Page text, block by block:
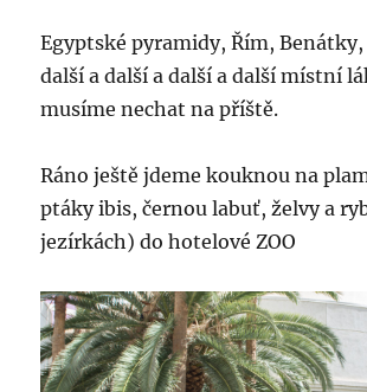
Egyptské pyramidy, Řím, Benátky,
další a další a další a další místní
musíme nechat na příště.
Ráno ještě jdeme kouknou na
ptáky ibis, černou labuť, želvy a
jezírkách) do hotelové ZOO